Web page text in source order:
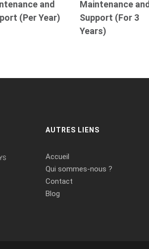
and
(Per Year)
Maintenance and
Support (For 3
Years)
AUTRES LIENS
Accueil
Qui sommes-nous ?
Contact
Blog